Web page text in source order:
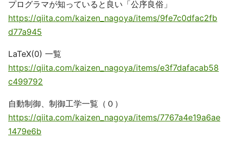
プログラマが知っていると良い「公序良俗」
https://qiita.com/kaizen_nagoya/items/9fe7c0dfac2fb
d77a945
LaTeX(0) 一覧
https://qiita.com/kaizen_nagoya/items/e3f7dafacab58
c499792
自動制御、制御工学一覧（０）
https://qiita.com/kaizen_nagoya/items/7767a4e19a6ae
1479e6b